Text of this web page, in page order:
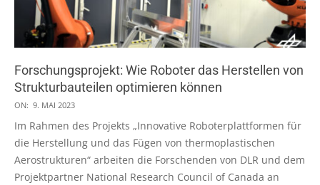
Forschungsprojekt: Wie Roboter das Herstellen von
Strukturbauteilen optimieren können
2023-
05-
09
ON: 9. MAI 2023
Im Rahmen des Projekts „Innovative Roboterplattformen für
die Herstellung und das Fügen von thermoplastischen
Aerostrukturen“ arbeiten die Forschenden von DLR und dem
Projektpartner National Research Council of Canada an